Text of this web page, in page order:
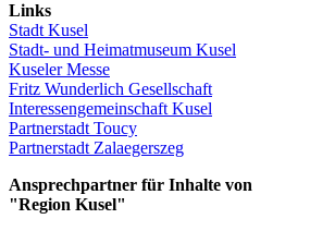
Links
Stadt Kusel
Stadt- und Heimatmuseum Kusel
Kuseler Messe
Fritz Wunderlich Gesellschaft
Interessengemeinschaft Kusel
Partnerstadt Toucy
Partnerstadt Zalaegerszeg
Ansprechpartner für Inhalte von
"Region Kusel"